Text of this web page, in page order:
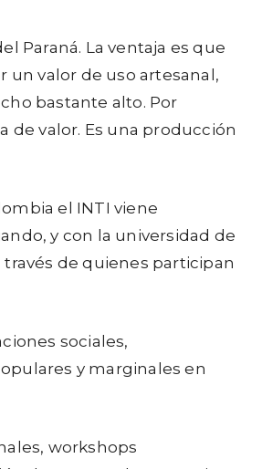
Paraná. La ventaja es que
un valor de uso artesanal,
bastante alto. Por
de valor. Es una producción
el INTI viene
y con la universidad de
de quienes participan
sociales,
y marginales en
workshops